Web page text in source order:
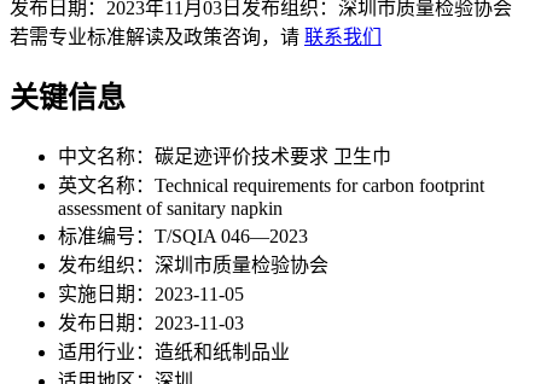
发布日期： 2023年11月03日 发布组织： 深圳市质量检验协会
若需专业标准解读及政策咨询，请 联系我们
关键信息
中文名称： 碳足迹评价技术要求 卫生巾
英文名称： Technical requirements for carbon footprint
assessment of sanitary napkin
标准编号： T/SQIA 046—2023
发布组织： 深圳市质量检验协会
实施日期： 2023-11-05
发布日期： 2023-11-03
适用行业： 造纸和纸制品业